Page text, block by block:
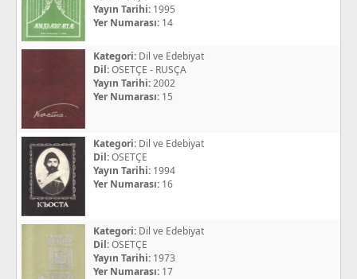
Yayın Tarihi: 1995
Yer Numarası: 14
Kategori: Dil ve Edebiyat
Dil:OSETÇE - RUSÇA
Yayın Tarihi:2002
Yer Numarası: 15
Kategori: Dil ve Edebiyat
Dil:OSETÇE
Yayın Tarihi: 1994
Yer Numarası: 16
Kategori: Dil ve Edebiyat
Dil:OSETÇE
Yayın Tarihi: 1973
Yer Numarası: 17